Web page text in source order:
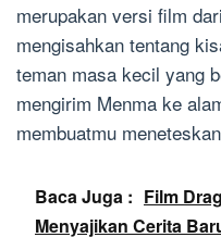
merupakan versi film
mengisahkan tentang
teman masa kecil yang
mengirim Menma ke
membuatmu
Baca Juga : Film
Menyajikan Cerita